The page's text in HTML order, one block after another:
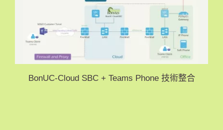
BonUC-Cloud SBC + Teams Phone 技術整合